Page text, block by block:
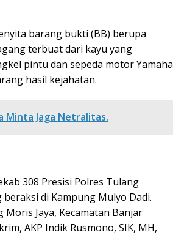
barang bukti (BB) berupa
terbuat dari kayu yang
pintu dan sepeda motor Yamaha
hasil kejahatan.
Minta Jaga Netralitas.
308 Presisi Polres Tulang
di Kampung Mulyo Dadi.
Jaya, Kecamatan Banjar
AKP Indik Rusmono, SIK, MH,